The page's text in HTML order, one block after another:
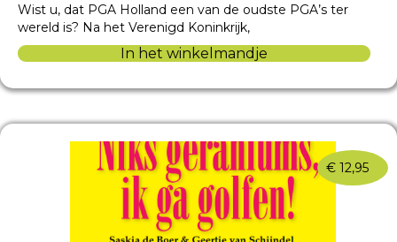
Wist u, dat PGA Holland een van de oudste PGA’s ter
wereld is? Na het Verenigd Koninkrijk,
In het winkelmandje
€ 12,95